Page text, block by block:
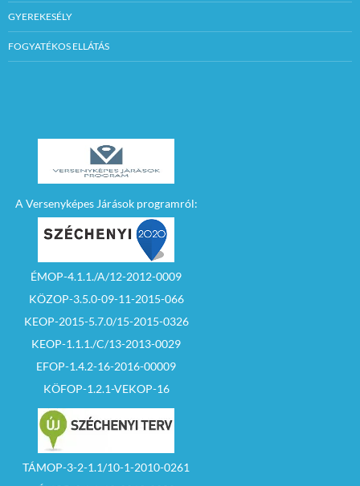
GYEREKESÉLY
FOGYATÉKOS ELLÁTÁS
A Versenyképes Járások programról:
ÉMOP-4.1.1./A/12-2012-0009
KÖZOP-3.5.0-09-11-2015-066
KEOP-2015-5.7.0/15-2015-0326
KEOP-1.1.1./C/13-2013-0029
EFOP-1.4.2-16-2016-00009
KÖFOP-1.2.1-VEKOP-16
TÁMOP-3-2-1.1/10-1-2010-0261